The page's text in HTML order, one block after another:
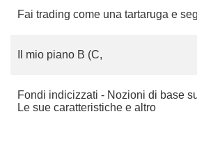
Fai trading come una tartaruga e
Il mio piano B (C,
Fondi indicizzati - Nozioni di base
Le sue caratteristiche e altro